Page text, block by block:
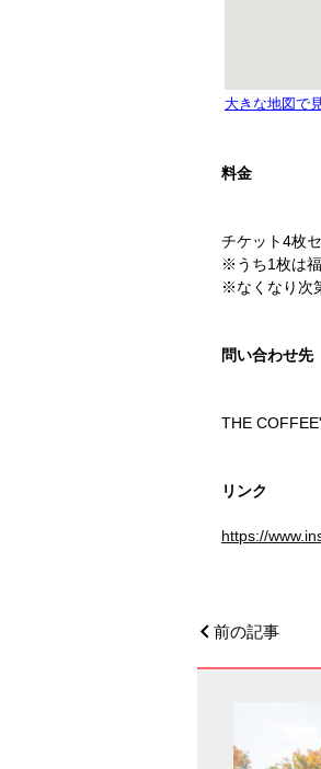
料金
チケット4枚
※うち1枚は
※なくなり次
問い合わせ先
THE
リンク
https://
前の記事